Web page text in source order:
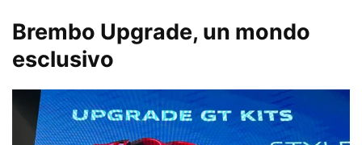
Brembo Upgrade, un mondo
esclusivo